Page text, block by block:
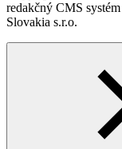
redakčný CMS
Slovakia s.r.o.